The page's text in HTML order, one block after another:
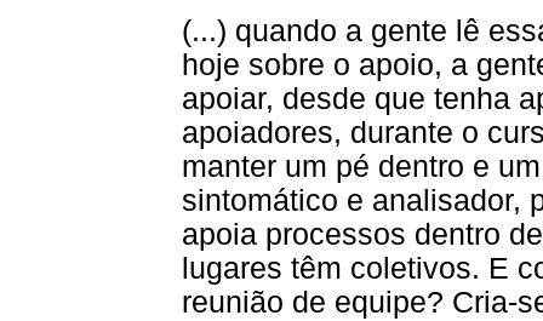
(...) quando a gente lê
hoje sobre o apoio, a
apoiar, desde que tenha
apoiadores, durante o
manter um pé dentro e
sintomático e analisador,
apoia processos dentro
lugares têm coletivos. E
reunião de equipe? Cria-